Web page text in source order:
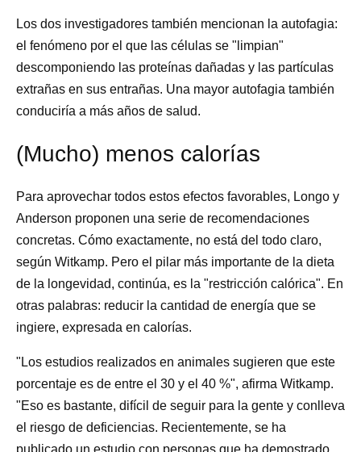
Los dos investigadores también mencionan la autofagia:
el fenómeno por el que las células se "limpian"
descomponiendo las proteínas dañadas y las partículas
extrañas en sus entrañas. Una mayor autofagia también
conduciría a más años de salud.
(Mucho) menos calorías
Para aprovechar todos estos efectos favorables, Longo y
Anderson proponen una serie de recomendaciones
concretas. Cómo exactamente, no está del todo claro,
según Witkamp. Pero el pilar más importante de la dieta
de la longevidad, continúa, es la "restricción calórica". En
otras palabras: reducir la cantidad de energía que se
ingiere, expresada en calorías.
"Los estudios realizados en animales sugieren que este
porcentaje es de entre el 30 y el 40 %", afirma Witkamp.
"Eso es bastante, difícil de seguir para la gente y conlleva
el riesgo de deficiencias. Recientemente, se ha
publicado un estudio con personas que ha demostrado